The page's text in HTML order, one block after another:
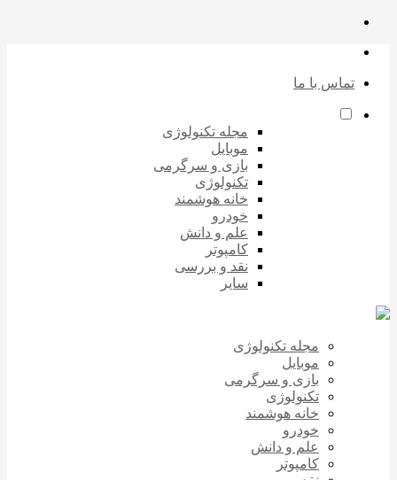
تماس با ما
مجله تکنولوژی
موبایل
بازی و سرگرمی
تکنولوژی
خانه هوشمند
خودرو
علم و دانش
کامپوتر
نقد و بررسی
سایر
مجله تکنولوژی
موبایل
بازی و سرگرمی
تکنولوژی
خانه هوشمند
خودرو
علم و دانش
کامپوتر